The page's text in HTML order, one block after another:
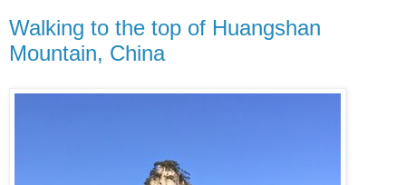
Walking to the top of Huangshan
Mountain, China